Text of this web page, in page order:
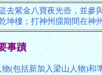
去紫金八寶夜光壺，並參
坤樓；打神州擂期間在神
事蹟
(包括新加入梁山人物)